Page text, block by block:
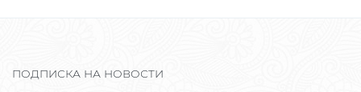
ПОДПИСКА НА НОВОСТИ